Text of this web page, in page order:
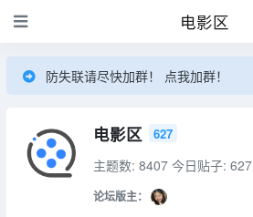
电影区
防失联请尽快加群！ 点我加群！
电影区 627
主题数: 8407 今日贴子: 627
论坛版主：